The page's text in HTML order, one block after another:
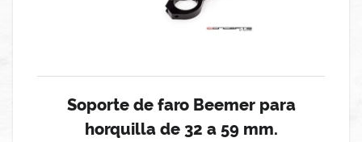
Soporte de faro Beemer para
horquilla de 32 a 59 mm.